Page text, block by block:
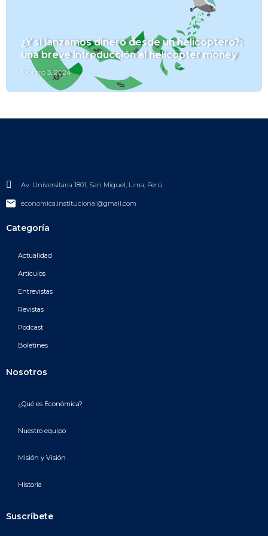
¿Y si lanzamos dinero desde un helicóptero?:
una breve introducción al helicopter money
febrero 3, 2024
Av. Universitaria 1801, San Miguel, Lima, Perú
economica.institucional@gmail.com
Categoría
Actualidad
Artículos
Entrevistas
Revistas
Podcast
Boletines
Nosotros
¿Qué es Económica?
Nuestro equipo
Misión y Visión
Historia
Suscríbete